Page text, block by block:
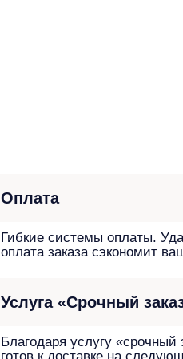
Оплата
Гибкие системы оплаты.
оплата заказа сэкономит
Услуга «Срочный
Благодаря услугу «срочный